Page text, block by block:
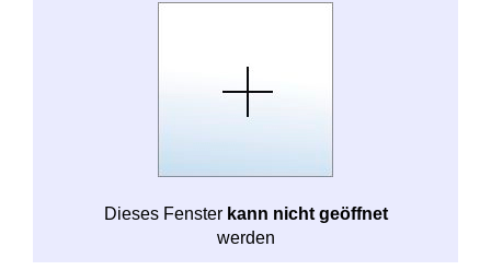
Dieses Fenster kann nicht geöffnet
werden